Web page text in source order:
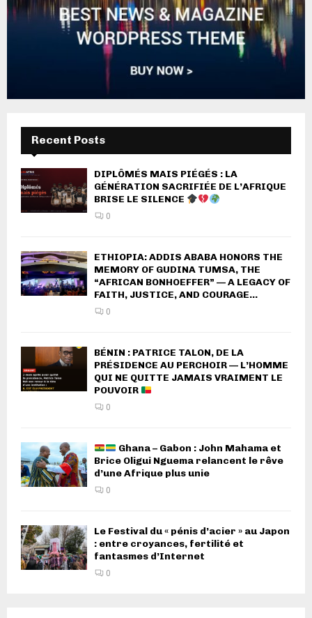
Recent Posts
DIPLÔMÉS MAIS PIÉGÉS : LA
GÉNÉRATION SACRIFIÉE DE L’AFRIQUE
BRISE LE SILENCE
0
ETHIOPIA: ADDIS ABABA HONORS THE
MEMORY OF GUDINA TUMSA, THE
“AFRICAN BONHOEFFER” — A LEGACY OF
FAITH, JUSTICE, AND COURAGE...
0
BÉNIN : PATRICE TALON, DE LA
PRÉSIDENCE AU PERCHOIR — L’HOMME
QUI NE QUITTE JAMAIS VRAIMENT LE
POUVOIR
0
Ghana – Gabon : John Mahama et
Brice Oligui Nguema relancent le rêve
d’une Afrique plus unie
0
Le Festival du « pénis d’acier » au Japon
: entre croyances, fertilité et
fantasmes d’Internet
0